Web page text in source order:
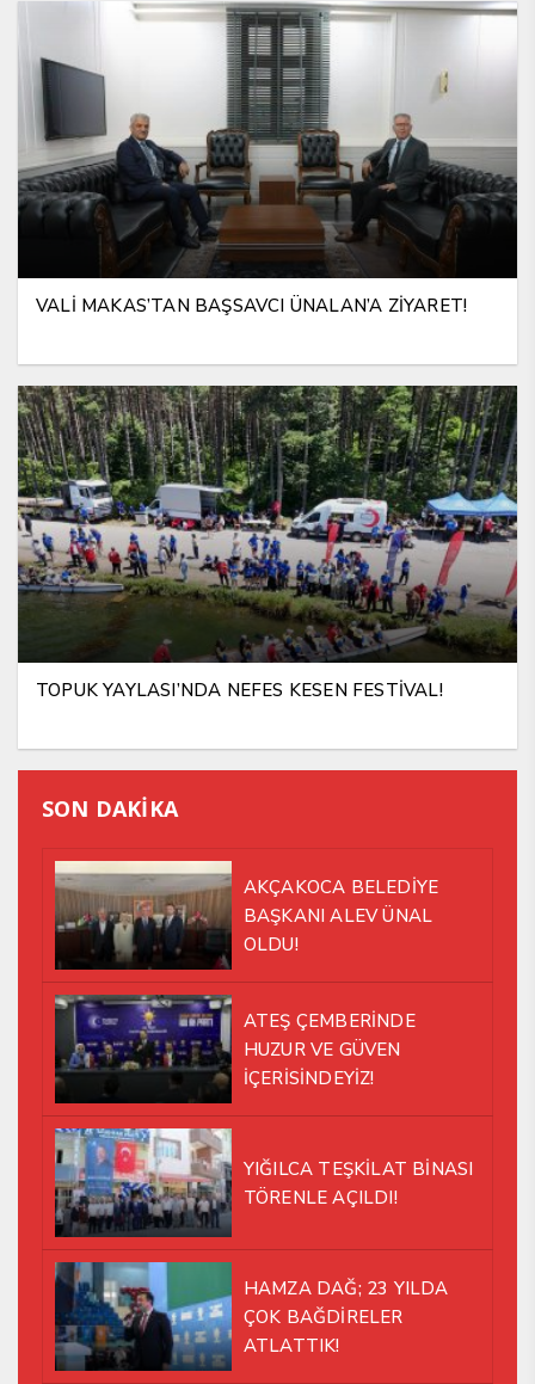
VALİ MAKAS’TAN BAŞSAVCI ÜNALAN’A ZİYARET!
TOPUK YAYLASI’NDA NEFES KESEN FESTİVAL!
SON DAKİKA
AKÇAKOCA BELEDİYE
BAŞKANI ALEV ÜNAL
OLDU!
ATEŞ ÇEMBERİNDE
HUZUR VE GÜVEN
İÇERİSİNDEYİZ!
YIĞILCA TEŞKİLAT BİNASI
TÖRENLE AÇILDI!
HAMZA DAĞ; 23 YILDA
ÇOK BAĞDİRELER
ATLATTIK!